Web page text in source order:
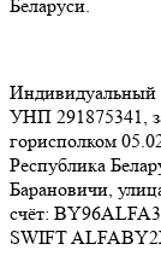
Беларуси.
Индивидуальный
УНП 291875341,
горисполком
Республика
Барановичи,
счёт:
SWIFT